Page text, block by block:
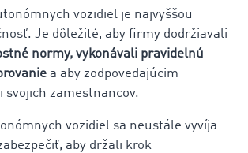
vozidiel je najvyššou
Je dôležité, aby firmy dodržiavali
normy, vykonávali pravidelnú
a aby zodpovedajúcim
svojich zamestnancov.
vozidiel sa neustále vyvíja
aby držali krok